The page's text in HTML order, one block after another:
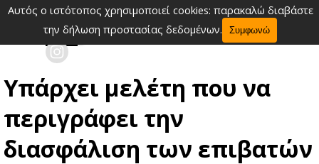
Αυτός ο ιστότοπος χρησιμοποιεί cookies: παρακαλώ διαβάστε
την δήλωση προστασίας δεδομένων.
Συμφωνώ
Μετάβαση στο περιεχόμενο
Παράλειψη μενού
Υπάρχει μελέτη που να
περιγράφει την
διασφάλιση των επιβατών